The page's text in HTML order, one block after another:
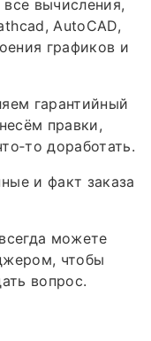
вычисления,
AutoCAD,
графиков и
гарантийный
правки,
доработать.
и факт заказа
можете
чтобы
вопрос.